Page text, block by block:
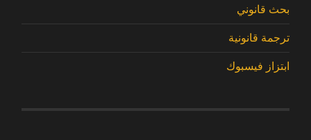
بحث قانوني
ترجمة قانونية
ابتزاز فيسبوك